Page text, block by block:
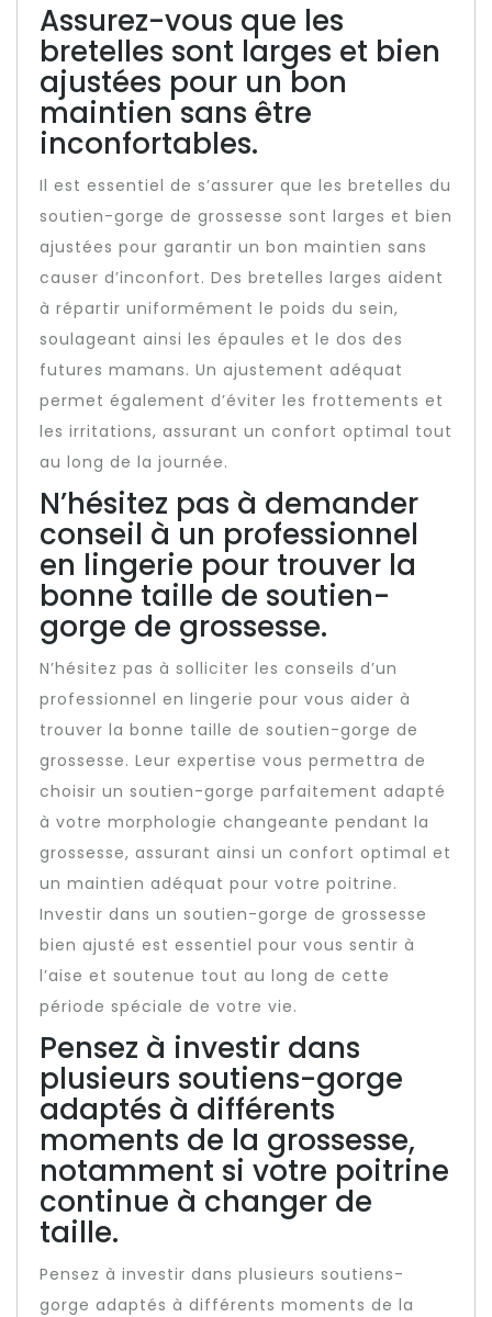
Assurez-vous que les
bretelles sont larges et bien
ajustées pour un bon
maintien sans être
inconfortables.
Il est essentiel de s’assurer que les bretelles du
soutien-gorge de grossesse sont larges et bien
ajustées pour garantir un bon maintien sans
causer d’inconfort. Des bretelles larges aident
à répartir uniformément le poids du sein,
soulageant ainsi les épaules et le dos des
futures mamans. Un ajustement adéquat
permet également d’éviter les frottements et
les irritations, assurant un confort optimal tout
au long de la journée.
N’hésitez pas à demander
conseil à un professionnel
en lingerie pour trouver la
bonne taille de soutien-
gorge de grossesse.
N’hésitez pas à solliciter les conseils d’un
professionnel en lingerie pour vous aider à
trouver la bonne taille de soutien-gorge de
grossesse. Leur expertise vous permettra de
choisir un soutien-gorge parfaitement adapté
à votre morphologie changeante pendant la
grossesse, assurant ainsi un confort optimal et
un maintien adéquat pour votre poitrine.
Investir dans un soutien-gorge de grossesse
bien ajusté est essentiel pour vous sentir à
l’aise et soutenue tout au long de cette
période spéciale de votre vie.
Pensez à investir dans
plusieurs soutiens-gorge
adaptés à différents
moments de la grossesse,
notamment si votre poitrine
continue à changer de
taille.
Pensez à investir dans plusieurs soutiens-
gorge adaptés à différents moments de la